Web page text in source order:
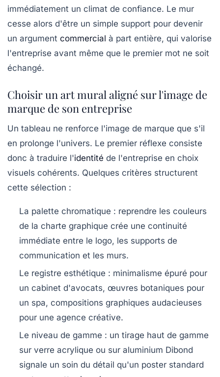
immédiatement un climat de confiance. Le mur
cesse alors d'être un simple support pour devenir
un argument commercial à part entière, qui valorise
l'entreprise avant même que le premier mot ne soit
échangé.
Choisir un art mural aligné sur l'image de
marque de son entreprise
Un tableau ne renforce l'image de marque que s'il
en prolonge l'univers. Le premier réflexe consiste
donc à traduire l'identité de l'entreprise en choix
visuels cohérents. Quelques critères structurent
cette sélection :
La palette chromatique : reprendre les couleurs
de la charte graphique crée une continuité
immédiate entre le logo, les supports de
communication et les murs.
Le registre esthétique : minimalisme épuré pour
un cabinet d'avocats, œuvres botaniques pour
un spa, compositions graphiques audacieuses
pour une agence créative.
Le niveau de gamme : un tirage haut de gamme
sur verre acrylique ou sur aluminium Dibond
signale un soin du détail qu'un poster standard